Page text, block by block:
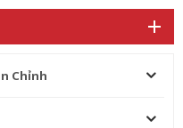
Chỉnh